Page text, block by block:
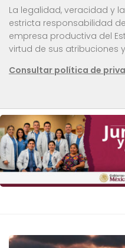
La legalidad, veracidad y
estricta responsabilidad
empresa productiva del
virtud de sus atribuciones
Consultar política de